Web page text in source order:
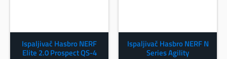
Ispaljivač Hasbro NERF
Elite 2.0 Prospect QS-4
Ispaljivač Hasbro NERF N
Series Agility